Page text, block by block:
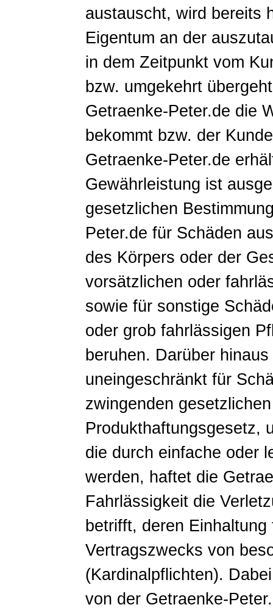
austauscht, wird bereits
Eigentum an der
in dem Zeitpunkt vom
bzw. umgekehrt
Getraenke-Peter.de die
bekommt bzw. der
Getraenke-Peter.de
Gewährleistung ist
gesetzlichen
Peter.de für Schäden
des Körpers oder der
vorsätzlichen oder
sowie für sonstige
oder grob fahrlässigen
beruhen. Darüber
uneingeschränkt für
zwingenden
Produkthaftungsgesetz,
die durch einfache oder
werden, haftet die
Fahrlässigkeit die
betrifft, deren
Vertragszwecks von
(Kardinalpflichten).
von der Getraenke-